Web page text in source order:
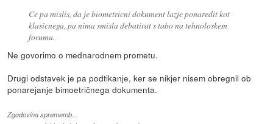
Ce pa mislis, da je biometricni dokument lazje ponaredit kot
klasicnega, pa nima smisla debatirat s tabo na tehnoloskem
forumu.
Ne govorimo o mednarodnem prometu.
Drugi odstavek je pa podtikanje, ker se nikjer nisem obregnil ob
ponarejanje bimoetričnega dokumenta.
Zgodovina sprememb…